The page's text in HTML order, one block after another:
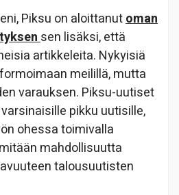
Piksu on aloittanutoman
sen lisäksi, että
artikkeleita. Nykyisiä
meilillä, mutta
varauksen. Piksu-uutiset
pikku uutisille,
ohessa toimivalla
mahdollisuutta
talousuutisten